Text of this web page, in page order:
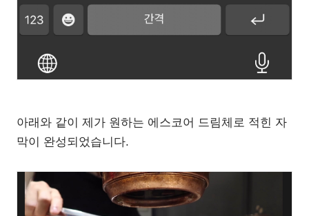
아래와 같이 제가 원하는 에스코어 드림체로 적힌 자
막이 완성되었습니다.